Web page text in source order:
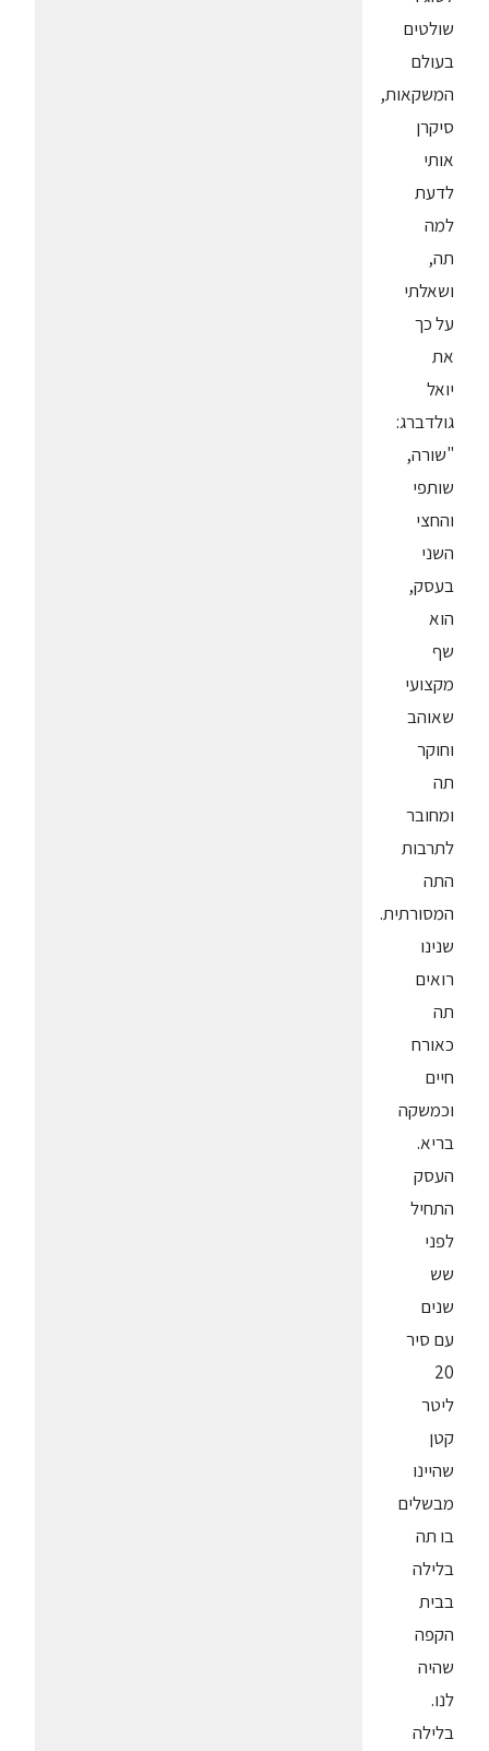
שולטים
בעולם
המשקאות,
סיקרן
אותי
לדעת
למה
תה,
ושאלתי
על כך
את
יואל
גולדברג:
"שורה,
שותפי
והחצי
השני
בעסק,
הוא
שף
מקצועי
שאוהב
וחוקר
תה
ומחובר
לתרבות
התה
המסורתית.
שנינו
רואים
תה
כאורח
חיים
וכמשקה
בריא.
העסק
התחיל
לפני
שש
שנים
עם סיר
20
ליטר
קטן
שהיינו
מבשלים
בו תה
בלילה
בבית
הקפה
שהיה
לנו.
בלילה